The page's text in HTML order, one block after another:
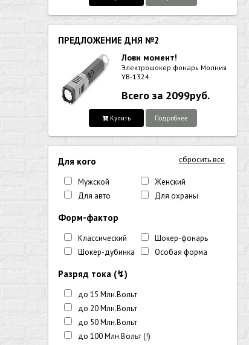
ПРЕДЛОЖЕНИЕ ДНЯ №2
Лови момент!
Электрошокер фонарь Молния
YB-1324.
Всего за 2099руб.
Купить Подробнее
сбросить все
Для кого
Мужской
Женский
Для авто
Для охраны
Форм-фактор
Классический
Шокер-фонарь
Шокер-дубинка
Особая форма
Разряд тока (↯)
до 15 Млн.Вольт
до 20 Млн.Вольт
до 50 Млн.Вольт
до 100 Млн.Вольт (!)